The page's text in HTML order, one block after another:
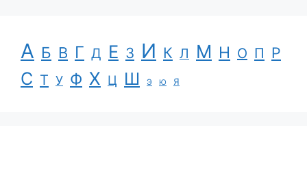
А Б В Г Д Е З И К Л М Н О П Р
С Т У Ф Х Ц Ш Э Ю Я